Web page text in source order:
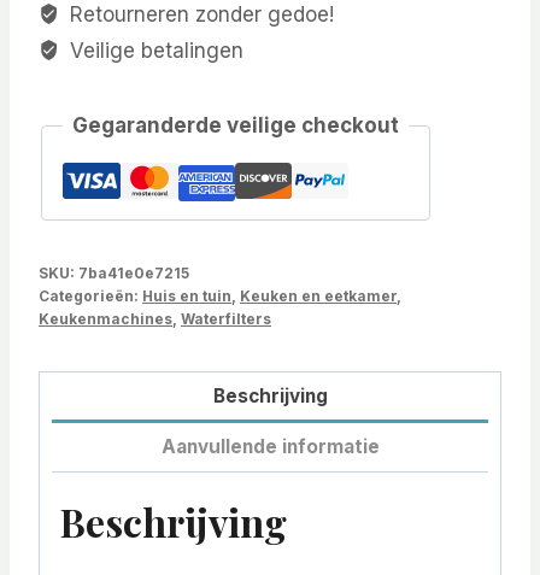
Retourneren zonder gedoe!
Veilige betalingen
Gegaranderde veilige checkout
SKU: 7ba41e0e7215
Categorieën: Huis en tuin Keuken en eetkamer
Keukenmachines Waterfilters
Beschrijving
Aanvullende informatie
Beschrijving